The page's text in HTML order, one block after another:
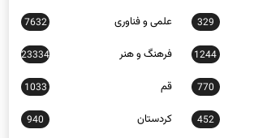
329 علمی و فناوری 7632
1244 فرهنگ و هنر 23334
770 قم 1033
452 کردستان 940